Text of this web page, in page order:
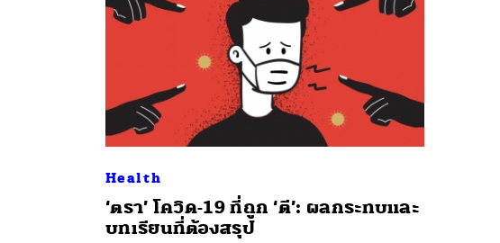
Health
‘ตรา’ โควิด-19 ที่ถูก ‘ตี’: ผลกระทบและ
บทเรียนที่ต้องสรุป